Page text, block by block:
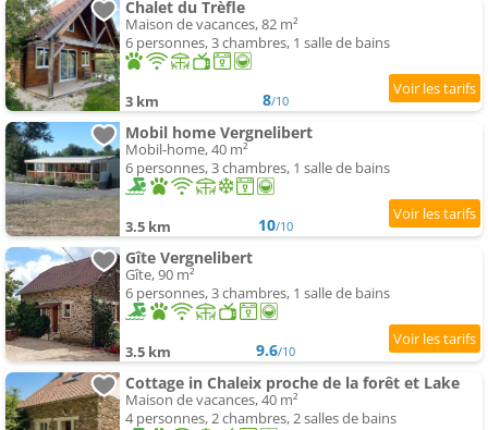
Chalet du Trèfle
Maison de vacances, 82 m²
6 personnes, 3 chambres, 1 salle de bains
3 km 8/10
Mobil home Vergnelibert
Mobil-home, 40 m²
6 personnes, 3 chambres, 1 salle de bains
3.5 km 10/10
Gîte Vergnelibert
Gîte, 90 m²
6 personnes, 3 chambres, 1 salle de bains
3.5 km 9.6/10
Cottage in Chaleix proche de la forêt et Lake
Maison de vacances, 40 m²
4 personnes, 2 chambres, 2 salles de bains